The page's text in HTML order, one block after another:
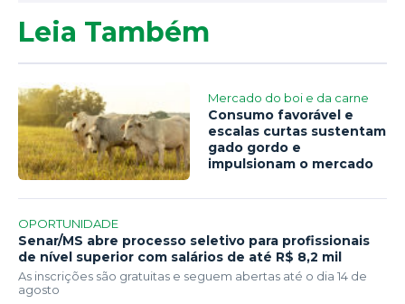
Leia Também
Mercado do boi e da carne
Consumo favorável e
escalas curtas sustentam
gado gordo e
impulsionam o mercado
OPORTUNIDADE
Senar/MS abre processo seletivo para profissionais
de nível superior com salários de até R$ 8,2 mil
As inscrições são gratuitas e seguem abertas até o dia 14 de
agosto